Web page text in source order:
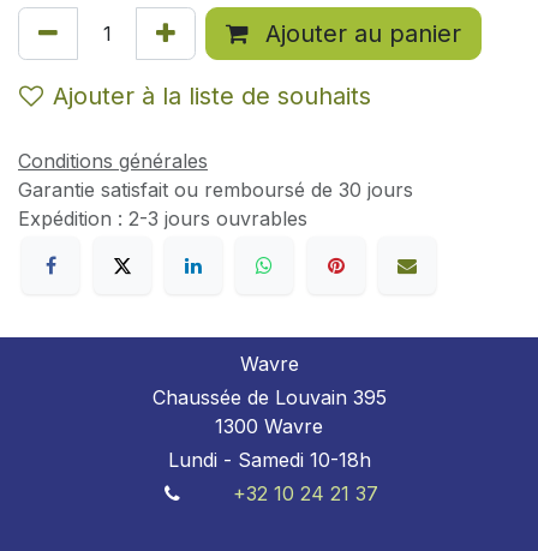
Ajouter au panier
Ajouter à la liste de souhaits
Conditions générales
Garantie satisfait ou remboursé de 30 jours
Expédition : 2-3 jours ouvrables
Wavre
Chaussée de Louvain 395
1300 Wavre
Lundi - Samedi 10-18h
+32 10 24 21 37